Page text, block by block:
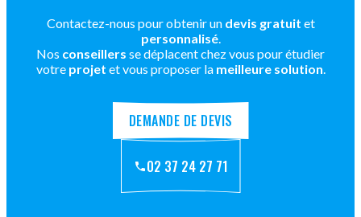
Contactez-nous pour obtenir un devis gratuit et
personnalisé.
Nos conseillers se déplacent chez vous pour étudier
votre projet et vous proposer la meilleure solution.
DEMANDE DE DEVIS
02 37 24 27 71